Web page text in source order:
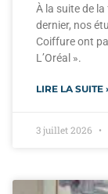
À la suite de
dernier, nos
Coiffure ont
L’Oréal ».
LIRE LA SUITE
3 juillet 2026